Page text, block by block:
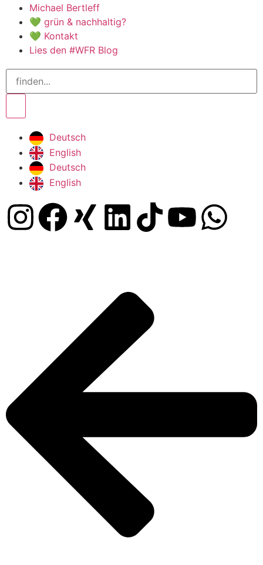
Michael Bertleff
💚 grün & nachhaltig?
💚 Kontakt
Lies den #WFR Blog
Deutsch
English
Deutsch
English